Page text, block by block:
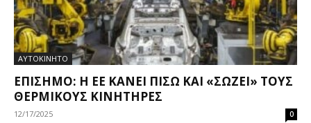
ΑΥΤΟΚΙΝΗΤΟ
ΕΠΊΣΗΜΟ: Η ΕΕ ΚΆΝΕΙ ΠΊΣΩ ΚΑΙ «ΣΏΖΕΙ» ΤΟΥΣ
ΘΕΡΜΙΚΟΎΣ ΚΙΝΗΤΉΡΕΣ
12/17/2025 0